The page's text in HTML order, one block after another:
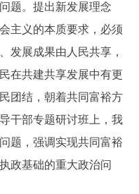
题。提出新发展理念
主义的本质要求，必须
发展成果由人民共享，
在共建共享发展中有更
团结，朝着共同富裕方
干部专题研讨班上，我
题，强调实现共同富裕
政基础的重大政治问